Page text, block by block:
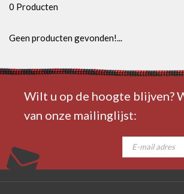
0 Producten
Geen producten gevonden!...
Wilt u op de hoogte blijven?
van onze mailinglijst: